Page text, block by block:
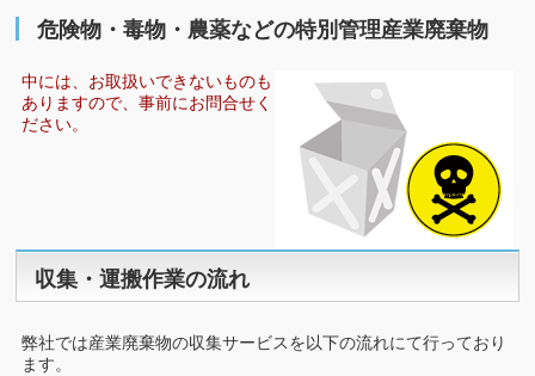
危険物・毒物・農薬などの特別管理産業廃棄物
中には、お取扱いできないものも
ありますので、事前にお問合せく
ださい。
収集・運搬作業の流れ
弊社では産業廃棄物の収集サービスを以下の流れにて行っており
ます。